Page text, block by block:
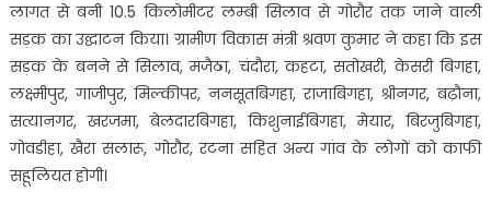
लागत से बनी 10.5 किलोमीटर लम्बी सिलाव से गोरौर तक जाने वाली
सड़क का उद्घाटन किया। ग्रामीण विकास मंत्री श्रवण कुमार ने कहा कि इस
सड़क के बनने से सिलाव, मंजैठा, चंदौरा, कहटा, सतोखरी, केसरी बिगहा,
लक्ष्मीपुर, गाजीपुर, मिल्कीपर, ननसूतबिगहा, राजाबिगहा, श्रीनगर, बढ़ौना,
सत्यानगर, खरजमा, बेलदारबिगहा, किशुनाईबिगहा, मेयार, बिरजुबिगहा,
गोवडीहा, खैरा सलारू, गोरौर, रटना सहित अन्य गांव के लोगों को काफी
सहूलियत होगी।